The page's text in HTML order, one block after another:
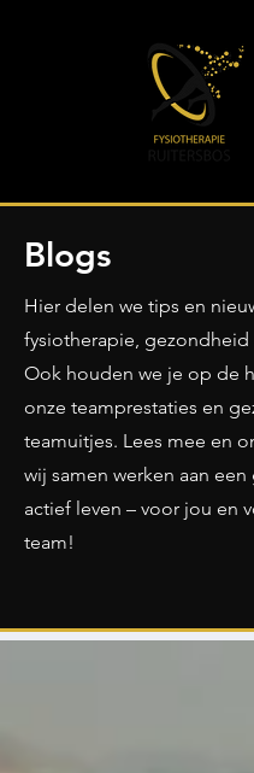
Blogs
Hier delen we tips en
fysiotherapie, gezondheid
Ook houden we je op de
onze teamprestaties en
teamuitjes. Lees mee en
wij samen werken aan
actief leven – voor jou en
team!